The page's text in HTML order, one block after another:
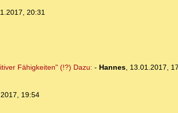
20:31
Fähigkeiten" (!?) Dazu: - Hannes, 13.01.2017,
19:54